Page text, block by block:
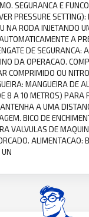
SEGURANCA E
PRESSURE
NA RODA INJETANDO
A
DE SEGURANCA:
DA OPERACAO.
COMPRIMIDO OU
MANGUEIRA DE
8 A 10 METROS) PARA
A UMA
BICO DE
VALVULAS DE
ALIMENTACAO: